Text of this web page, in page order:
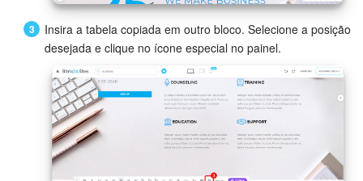
Insira a tabela copiada em outro bloco. Selecione a posição
desejada e clique no ícone especial no painel.